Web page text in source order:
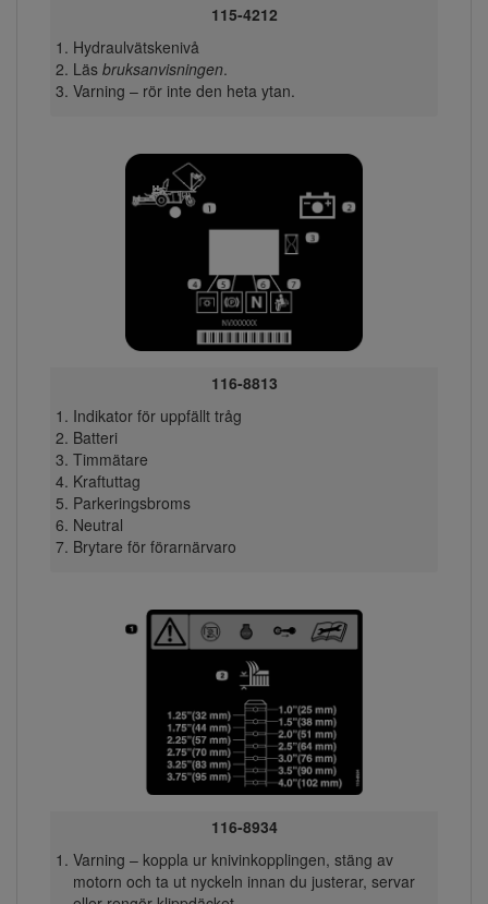
115-4212
Hydraulvätskenivå
Läs bruksanvisningen.
Varning – rör inte den heta ytan.
116-8813
Indikator för uppfällt tråg
Batteri
Timmätare
Kraftuttag
Parkeringsbroms
Neutral
Brytare för förarnärvaro
116-8934
Varning – koppla ur knivinkopplingen, stäng av
motorn och ta ut nyckeln innan du justerar, servar